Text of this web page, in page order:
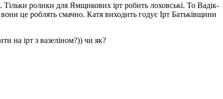
ролики для Ямщикових ірт робить лоховські. То Вадік-
це роблять смачно. Катя виходить годує Ірт Батьківщини
на ірт з вазеліном?)) чи як?